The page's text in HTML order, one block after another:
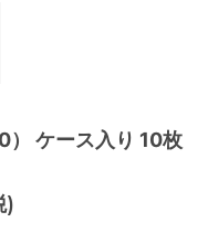
） ケース入り 10枚
)